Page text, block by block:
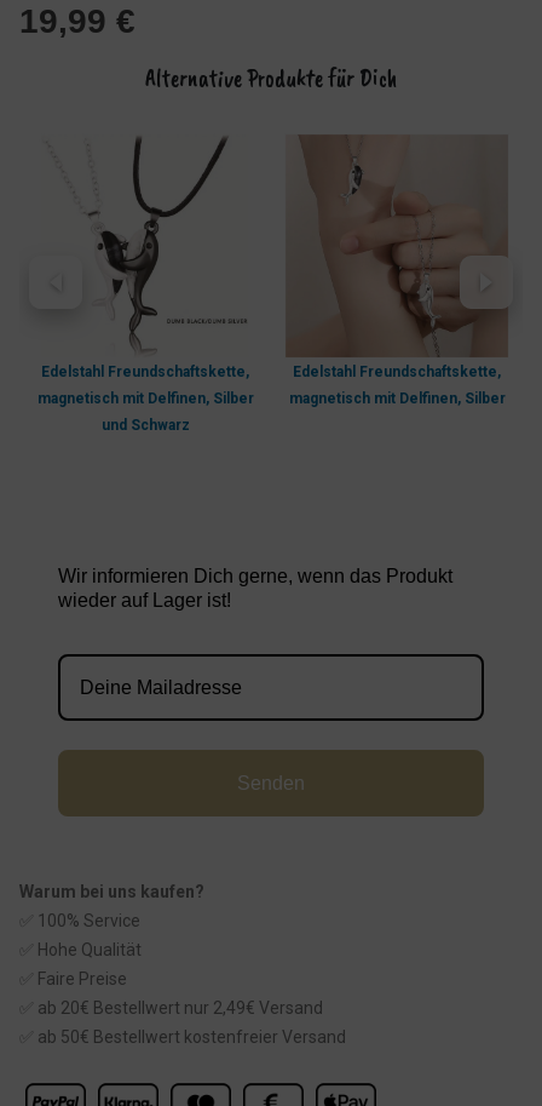
19,99 €
Alternative Produkte für Dich
Edelstahl Freundschaftskette,
magnetisch mit Delfinen, Silber
und Schwarz
Edelstahl Freundschaftskette,
magnetisch mit Delfinen, Silber
Wir informieren Dich gerne, wenn das Produkt
wieder auf Lager ist!
Senden
Warum bei uns kaufen?
✅ 100% Service
✅ Hohe Qualität
✅ Faire Preise
✅ ab 20€ Bestellwert nur 2,49€ Versand
✅ ab 50€ Bestellwert kostenfreier Versand